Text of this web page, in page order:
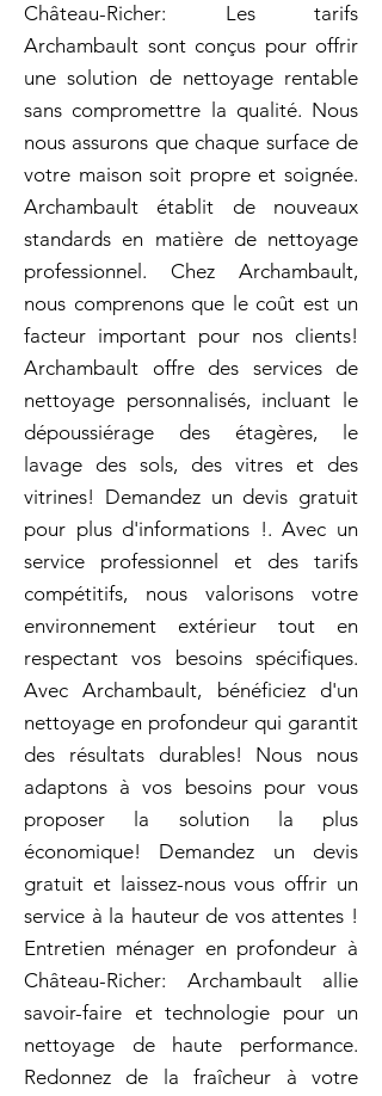
Château-Richer: Les tarifs
Archambault sont conçus pour offrir
une solution de nettoyage rentable
sans compromettre la qualité. Nous
nous assurons que chaque surface de
votre maison soit propre et soignée.
Archambault établit de nouveaux
standards en matière de nettoyage
professionnel. Chez Archambault,
nous comprenons que le coût est un
facteur important pour nos clients!
Archambault offre des services de
nettoyage personnalisés, incluant le
dépoussiérage des étagères, le
lavage des sols, des vitres et des
vitrines! Demandez un devis gratuit
pour plus d'informations !. Avec un
service professionnel et des tarifs
compétitifs, nous valorisons votre
environnement extérieur tout en
respectant vos besoins spécifiques.
Avec Archambault, bénéficiez d'un
nettoyage en profondeur qui garantit
des résultats durables! Nous nous
adaptons à vos besoins pour vous
proposer la solution la plus
économique! Demandez un devis
gratuit et laissez-nous vous offrir un
service à la hauteur de vos attentes !
Entretien ménager en profondeur à
Château-Richer: Archambault allie
savoir-faire et technologie pour un
nettoyage de haute performance.
Redonnez de la fraîcheur à votre